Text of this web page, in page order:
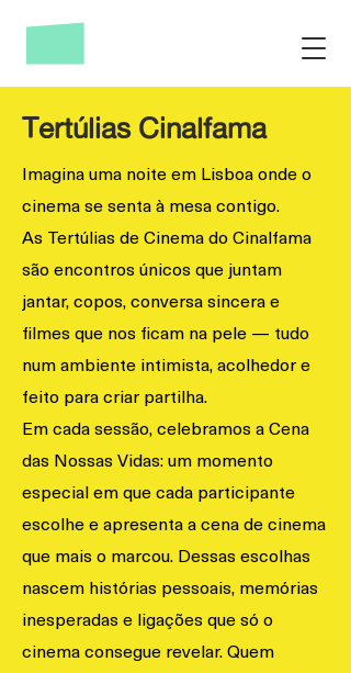
Tertúlias Cinalfama
Imagina uma noite em Lisboa onde o
cinema se senta à mesa contigo.
As Tertúlias de Cinema do Cinalfama
são encontros únicos que juntam
jantar, copos, conversa sincera e
filmes que nos ficam na pele — tudo
num ambiente intimista, acolhedor e
feito para criar partilha.
Em cada sessão, celebramos a Cena
das Nossas Vidas: um momento
especial em que cada participante
escolhe e apresenta a cena de cinema
que mais o marcou. Dessas escolhas
nascem histórias pessoais, memórias
inesperadas e ligações que só o
cinema consegue revelar. Quem